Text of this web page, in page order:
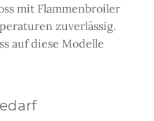
mit Flammenbroiler
zuverlässig.
auf diese Modelle